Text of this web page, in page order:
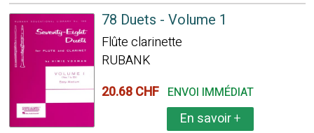
78 Duets - Volume 1
Flûte clarinette
RUBANK
20.68 CHF ENVOI IMMÉDIAT
En savoir+